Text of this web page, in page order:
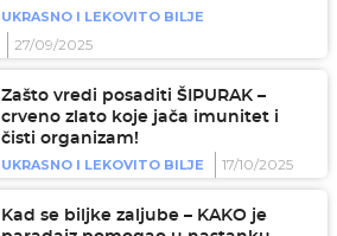
UKRASNO I LEKOVITO BILJE
27/09/2025
Zašto vredi posaditi ŠIPURAK –
crveno zlato koje jača imunitet i
čisti organizam!
UKRASNO I LEKOVITO BILJE
17/10/2025
Kad se biljke zaljube – KAKO je